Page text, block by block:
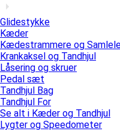
Glidestykke
Kæder
Kædestrammere og
Krankaksel og Tandhjul
Låsering og skruer
Pedal sæt
Tandhjul Bag
Tandhjul For
Se alt i Kæder og Tandhjul
Lygter og Speedometer